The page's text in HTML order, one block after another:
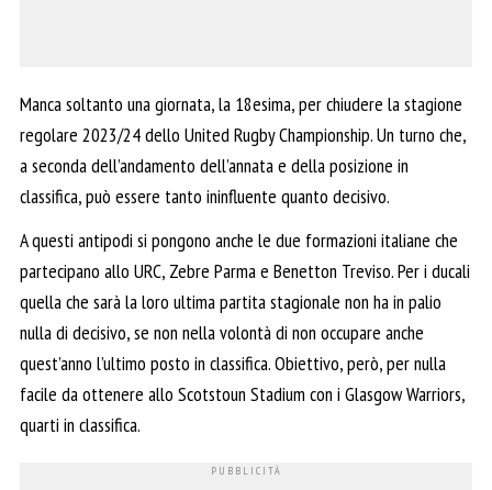
Manca soltanto una giornata, la 18esima, per chiudere la stagione
regolare 2023/24 dello United Rugby Championship. Un turno che,
a seconda dell’andamento dell’annata e della posizione in
classifica, può essere tanto ininfluente quanto decisivo.
A questi antipodi si pongono anche le due formazioni italiane che
partecipano allo URC, Zebre Parma e Benetton Treviso. Per i ducali
quella che sarà la loro ultima partita stagionale non ha in palio
nulla di decisivo, se non nella volontà di non occupare anche
quest’anno l’ultimo posto in classifica. Obiettivo, però, per nulla
facile da ottenere allo Scotstoun Stadium con i Glasgow Warriors,
quarti in classifica.